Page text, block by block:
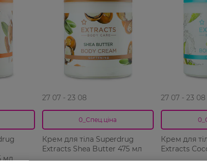
мл
27 07 - 23 08
0_Спец.ціна
Крем для тіла Superdrug
Extracts Shea Butter 475 мл
27 07 - 23 08
Крем для
Extracts